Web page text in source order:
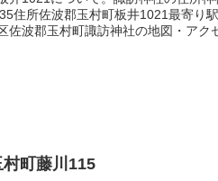
住所佐波郡玉村町板井1021最寄り
佐波郡玉村町諏訪神社の地図・アク
町藤川115